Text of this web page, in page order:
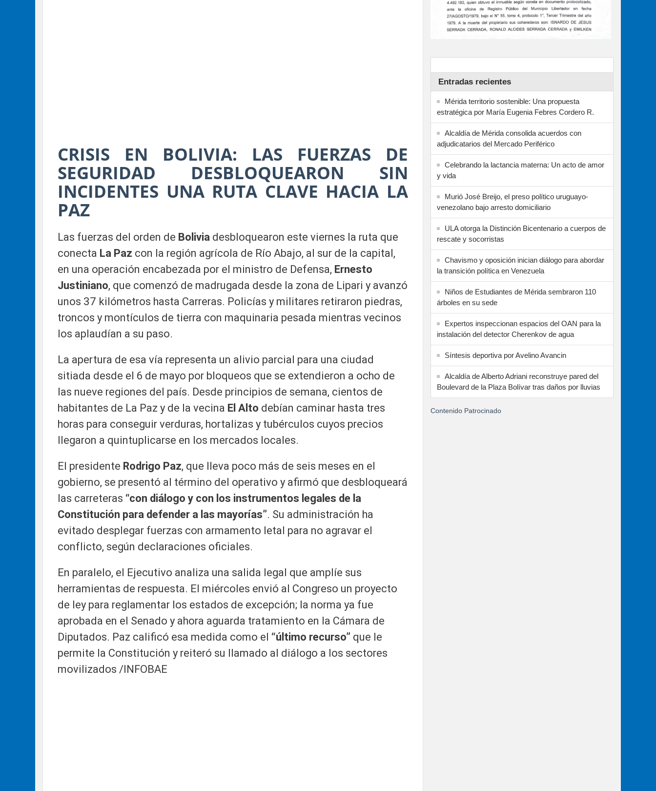
CRISIS EN BOLIVIA: LAS FUERZAS DE
SEGURIDAD DESBLOQUEARON SIN
INCIDENTES UNA RUTA CLAVE HACIA LA
PAZ
Las fuerzas del orden de Bolivia desbloquearon este viernes la ruta que
conecta La Paz con la región agrícola de Río Abajo, al sur de la capital,
en una operación encabezada por el ministro de Defensa, Ernesto
Justiniano, que comenzó de madrugada desde la zona de Lipari y avanzó
unos 37 kilómetros hasta Carreras. Policías y militares retiraron piedras,
troncos y montículos de tierra con maquinaria pesada mientras vecinos
los aplaudían a su paso.
La apertura de esa vía representa un alivio parcial para una ciudad
sitiada desde el 6 de mayo por bloqueos que se extendieron a ocho de
las nueve regiones del país. Desde principios de semana, cientos de
habitantes de La Paz y de la vecina El Alto debían caminar hasta tres
horas para conseguir verduras, hortalizas y tubérculos cuyos precios
llegaron a quintuplicarse en los mercados locales.
El presidente Rodrigo Paz, que lleva poco más de seis meses en el
gobierno, se presentó al término del operativo y afirmó que desbloqueará
las carreteras “con diálogo y con los instrumentos legales de la
Constitución para defender a las mayorías”. Su administración ha
evitado desplegar fuerzas con armamento letal para no agravar el
conflicto, según declaraciones oficiales.
En paralelo, el Ejecutivo analiza una salida legal que amplíe sus
herramientas de respuesta. El miércoles envió al Congreso un proyecto
de ley para reglamentar los estados de excepción; la norma ya fue
aprobada en el Senado y ahora aguarda tratamiento en la Cámara de
Diputados. Paz calificó esa medida como el “último recurso” que le
permite la Constitución y reiteró su llamado al diálogo a los sectores
movilizados /INFOBAE
Entradas recientes
Mérida territorio sostenible: Una propuesta
estratégica por María Eugenia Febres Cordero R.
Alcaldía de Mérida consolida acuerdos con
adjudicatarios del Mercado Periférico
Celebrando la lactancia materna: Un acto de amor
y vida
Murió José Breijo, el preso político uruguayo-
venezolano bajo arresto domiciliario
ULA otorga la Distinción Bicentenario a cuerpos de
rescate y socorristas
Chavismo y oposición inician diálogo para abordar
la transición política en Venezuela
Niños de Estudiantes de Mérida sembraron 110
árboles en su sede
Expertos inspeccionan espacios del OAN para la
instalación del detector Cherenkov de agua
Síntesis deportiva por Avelino Avancin
Alcaldía de Alberto Adriani reconstruye pared del
Boulevard de la Plaza Bolívar tras daños por lluvias
Contenido Patrocinado